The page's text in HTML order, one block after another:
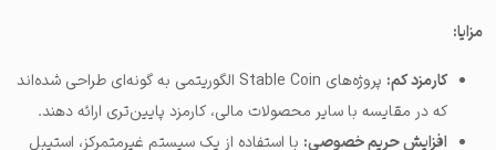
مزایا:
کارمزد کم:
پروژه‌های Stable Coin الگوریتمی به گونه‌ای طراحی شده‌اند
که در مقایسه با سایر محصولات مالی، کارمزد پایین‌تری ارائه دهند.
افزایش حریم خصوصی: با استفاده از یک سیستم غیرمتمرکز، استیبل